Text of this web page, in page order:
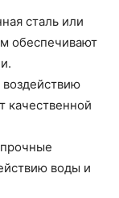
сталь или
обеспечивают
воздействию
качественной
воды и